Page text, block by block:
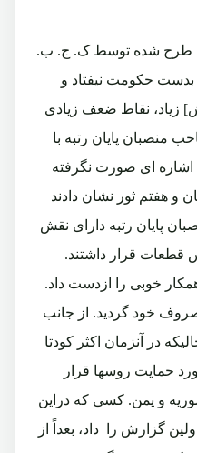
طرح شده توسط ک. ج. ب.
بدست حکومت نیفتاد و
زیاد، نقاط ضعف زیادی
منصبان پایان رتبه با
ای صورت نگرفته
کودتای 26 سرطان و هفتم ثور نشان دادند
پایان رتبه دارای نقش
قطعات قرار داشتند.
خوبی را ازدست داد.
خود گردید. از جانب
در آنزمان اکثر کودتا
حمایت روسها قرار
و یمن. کسی که دراین
گزارش را داد، بعداً از